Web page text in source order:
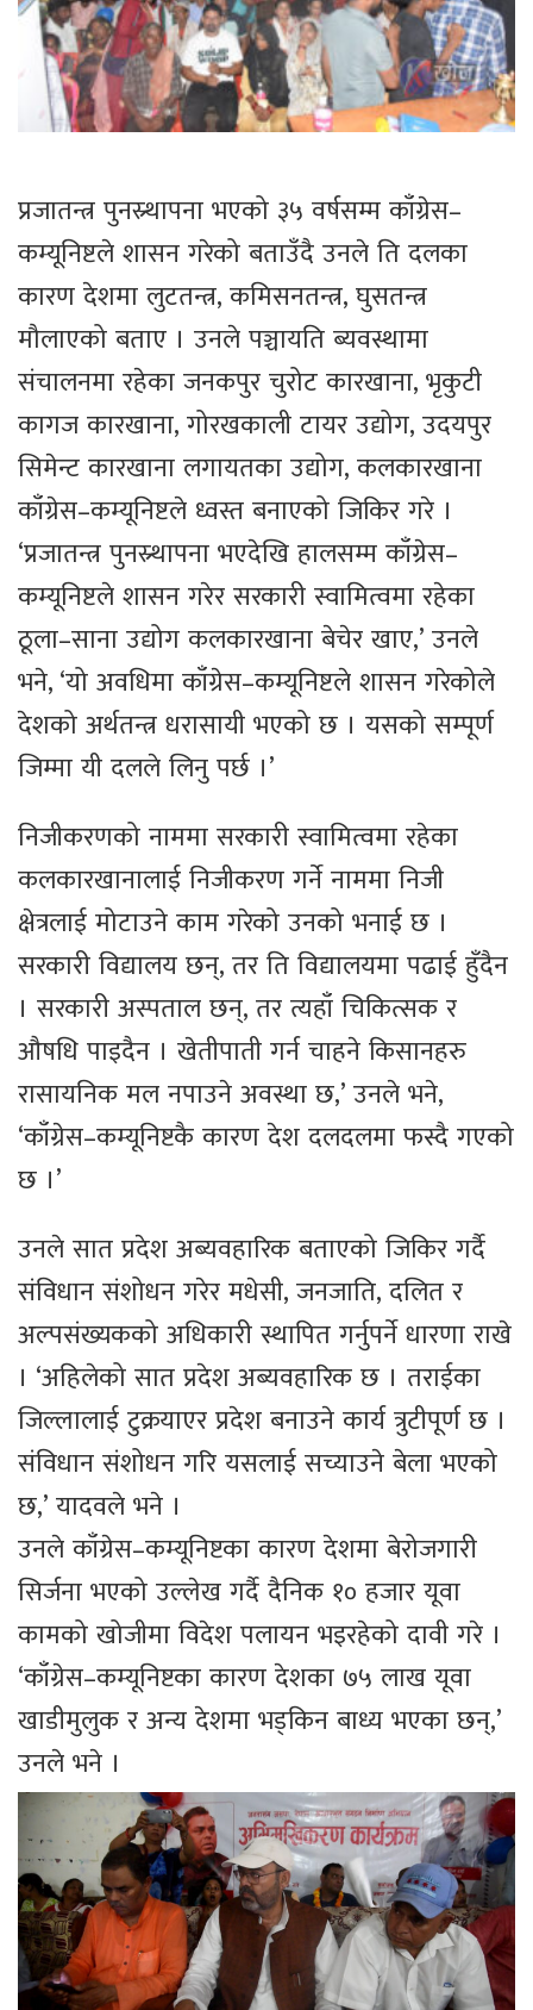
प्रजातन्त्र पुनस्र्थापना भएको ३५ वर्षसम्म काँग्रेस–
कम्यूनिष्टले शासन गरेको बताउँदै उनले ति दलका
कारण देशमा लुटतन्त्र, कमिसनतन्त्र, घुसतन्त्र
मौलाएको बताए । उनले पञ्चायति ब्यवस्थामा
संचालनमा रहेका जनकपुर चुरोट कारखाना, भृकुटी
कागज कारखाना, गोरखकाली टायर उद्योग, उदयपुर
सिमेन्ट कारखाना लगायतका उद्योग, कलकारखाना
काँग्रेस–कम्यूनिष्टले ध्वस्त बनाएको जिकिर गरे ।
‘प्रजातन्त्र पुनस्र्थापना भएदेखि हालसम्म काँग्रेस–
कम्यूनिष्टले शासन गरेर सरकारी स्वामित्वमा रहेका
ठूला–साना उद्योग कलकारखाना बेचेर खाए,’ उनले
भने, ‘यो अवधिमा काँग्रेस–कम्यूनिष्टले शासन गरेकोले
देशको अर्थतन्त्र धरासायी भएको छ । यसको सम्पूर्ण
जिम्मा यी दलले लिनु पर्छ ।’
निजीकरणको नाममा सरकारी स्वामित्वमा रहेका
कलकारखानालाई निजीकरण गर्ने नाममा निजी
क्षेत्रलाई मोटाउने काम गरेको उनको भनाई छ ।
सरकारी विद्यालय छन्, तर ति विद्यालयमा पढाई हुँदैन
। सरकारी अस्पताल छन्, तर त्यहाँ चिकित्सक र
औषधि पाइदैन । खेतीपाती गर्न चाहने किसानहरु
रासायनिक मल नपाउने अवस्था छ,’ उनले भने,
‘काँग्रेस–कम्यूनिष्टकै कारण देश दलदलमा फस्दै गएको
छ ।’
उनले सात प्रदेश अब्यवहारिक बताएको जिकिर गर्दै
संविधान संशोधन गरेर मधेसी, जनजाति, दलित र
अल्पसंख्यकको अधिकारी स्थापित गर्नुपर्ने धारणा राखे
। ‘अहिलेको सात प्रदेश अब्यवहारिक छ । तराईका
जिल्लालाई टुक्रयाएर प्रदेश बनाउने कार्य त्रुटीपूर्ण छ ।
संविधान संशोधन गरि यसलाई सच्याउने बेला भएको
छ,’ यादवले भने ।
उनले काँग्रेस–कम्यूनिष्टका कारण देशमा बेरोजगारी
सिर्जना भएको उल्लेख गर्दै दैनिक १० हजार यूवा
कामको खोजीमा विदेश पलायन भइरहेको दावी गरे ।
‘काँग्रेस–कम्यूनिष्टका कारण देशका ७५ लाख यूवा
खाडीमुलुक र अन्य देशमा भड्किन बाध्य भएका छन्,’
उनले भने ।